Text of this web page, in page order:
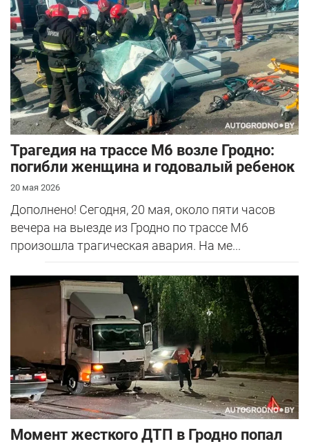
Трагедия на трассе М6 возле Гродно:
погибли женщина и годовалый ребенок
20 мая 2026
Дополнено! Сегодня, 20 мая, около пяти часов
вечера на выезде из Гродно по трассе М6
произошла трагическая авария. На ме...
Момент жесткого ДТП в Гродно попал